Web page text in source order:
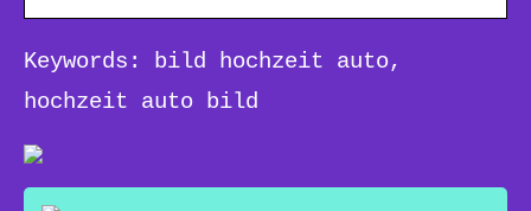
Keywords: bild hochzeit auto,
hochzeit auto bild